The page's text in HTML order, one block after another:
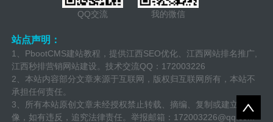
QQ交流 我的微信
站点声明：
1、PbootCMS建站教程，提供江西SEO优化、江西网站排名推广,
江西秒排营销网站建设。技术交流QQ：172003226
2、本站内容部分文章来源于互联网，版权归互联网所有，本站不
承担任何责任。
3、所有本站原创文章未经授权禁止转载、摘编、复制或建立镜
像，如有违反，追究法律责任。举报邮箱： 172003226@qq.com